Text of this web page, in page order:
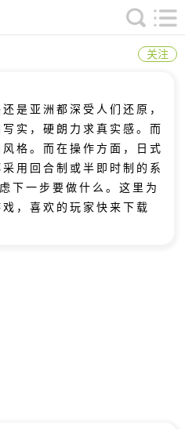
关注
是亚洲都深受人们还原，
实，硬朗力求真实感。而
格。而在操作方面，日式
用回合制或半即时制的系
下一步要做什么。这里为
，喜欢的玩家快来下载